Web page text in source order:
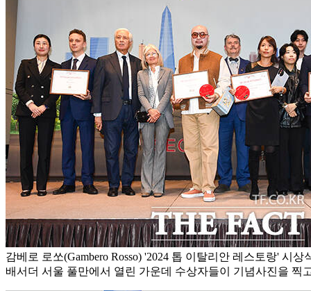
감베로 로쏘(Gambero Rosso) '2024 톱 이탈리안 레스토랑' 시
배서더 서울 풀만에서 열린 가운데 수상자들이 기념사진을 찍